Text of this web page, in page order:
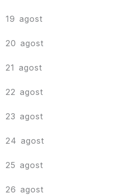
19 agost
20 agost
21 agost
22 agost
23 agost
24 agost
25 agost
26 agost